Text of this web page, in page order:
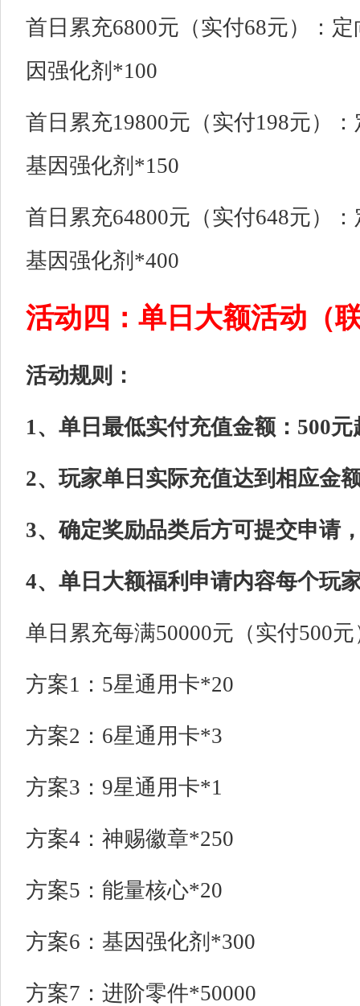
首日累充6800元（实付68元）：
因强化剂*100
首日累充19800元（实付198元）
基因强化剂*150
首日累充64800元（实付648元）
基因强化剂*400
活动四：单日大额活动（
活动规则：
1、单日最低实付充值金额：500元
2、玩家单日实际充值达到相应金
3、确定奖励品类后方可提交申请
4、单日大额福利申请内容每个玩
单日累充每满50000元（实付500
方案1：5星通用卡*20
方案2：6星通用卡*3
方案3：9星通用卡*1
方案4：神赐徽章*250
方案5：能量核心*20
方案6：基因强化剂*300
方案7：进阶零件*50000